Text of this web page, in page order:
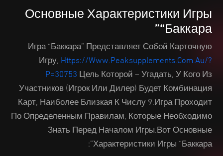
Основные Характеристики Игры
“Баккара”
Игра “Баккара” Представляет Собой Карточную
Игру,Https://www.peaksupplements.com.au/?
P=30753Цель Которой – Угадать, У Кого Из
Участников (игрок Или Дилер) Будет Комбинация
Карт, Наиболее Близкая К Числу 9.Игра Проходит
По Определенным Правилам, Которые Необходимо
Знать Перед Началом Игры.Вот Основные
Характеристики Игры “Баккара”: